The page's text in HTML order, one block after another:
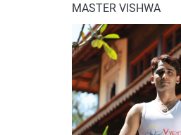
MASTER VISHWA